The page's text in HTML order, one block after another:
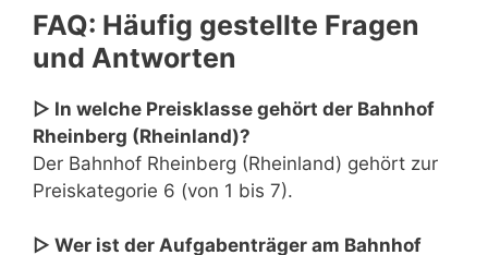
FAQ: Häufig gestellte Fragen
und Antworten
▷ In welche Preisklasse gehört der Bahnhof
Rheinberg (Rheinland)?
Der Bahnhof Rheinberg (Rheinland) gehört zur
Preiskategorie 6 (von 1 bis 7).
▷ Wer ist der Aufgabenträger am Bahnhof